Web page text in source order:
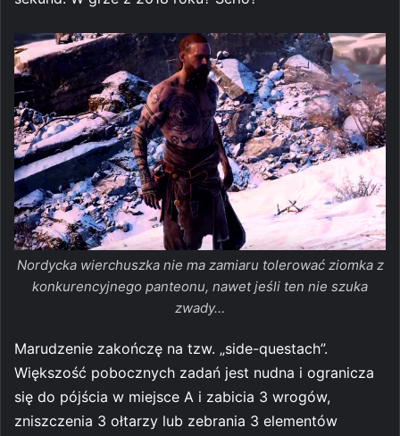
Nordycka wierchuszka nie ma zamiaru tolerować ziomka z
konkurencyjnego panteonu, nawet jeśli ten nie szuka
zwady…
Marudzenie zakończę na tzw. „side-questach”.
Większość pobocznych zadań jest nudna i ogranicza
się do pójścia w miejsce A i zabicia 3 wrogów,
zniszczenia 3 ołtarzy lub zebrania 3 elementów